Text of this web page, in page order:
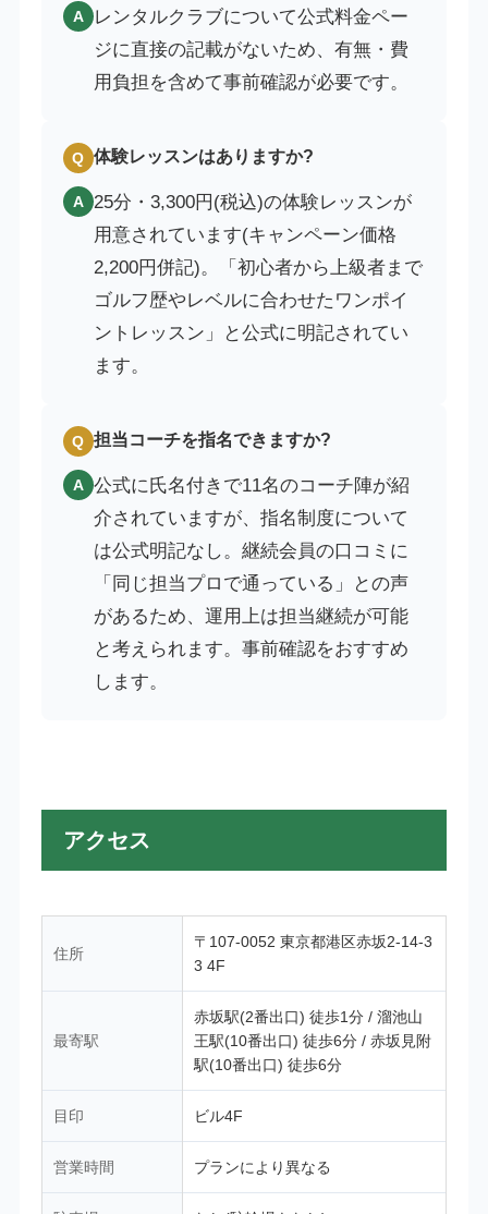
A レンタルクラブについて公式料金ペー
ジに直接の記載がないため、有無・費
用負担を含めて事前確認が必要です。
Q 体験レッスンはありますか?
A 25分・3,300円(税込)の体験レッスンが
用意されています(キャンペーン価格
2,200円併記)。「初心者から上級者まで
ゴルフ歴やレベルに合わせたワンポイ
ントレッスン」と公式に明記されてい
ます。
Q 担当コーチを指名できますか?
A 公式に氏名付きで11名のコーチ陣が紹
介されていますが、指名制度について
は公式明記なし。継続会員の口コミに
「同じ担当プロで通っている」との声
があるため、運用上は担当継続が可能
と考えられます。事前確認をおすすめ
します。
アクセス
住所
〒107-0052 東京都港区赤坂2-14-3
3 4F
最寄駅
赤坂駅(2番出口) 徒歩1分 / 溜池山
王駅(10番出口) 徒歩6分 / 赤坂見附
駅(10番出口) 徒歩6分
目印 ビル4F
営業時間 プランにより異なる